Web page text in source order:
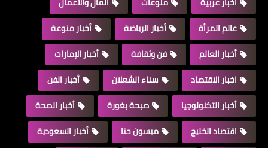
عالم المرأة
أخبار الرياضة
أخبار منوعة
أخبار العالم
فن وثقافة
أخبار الإمارات
اخبار الاقتصاد
سناء الشعلان
أخبار الفن
أخبار التكنولوجيا
صبحة بغورة
أخبار الصحة
اقتصاد الخليج
ميسون حنا
أخبار السعودية